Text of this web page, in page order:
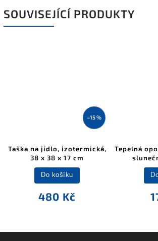
SOUVISEJÍCÍ PRODUKTY
rajčata, 2 kusy
319 Kč
Taška na jídlo,
38 x 38 x 17
480 Kč